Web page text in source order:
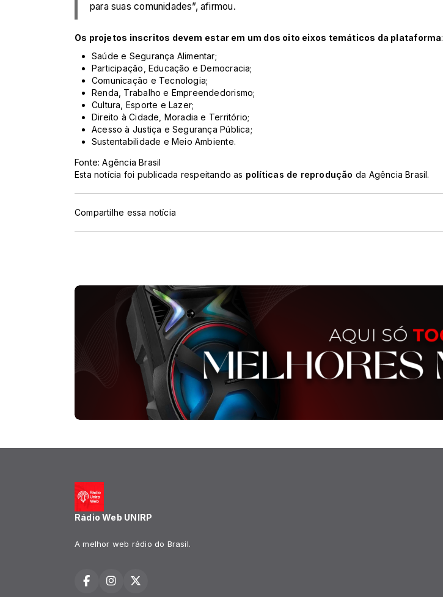
para suas comunidades”, afirmou.
Os projetos inscritos devem estar em um dos oito eixos temáticos da plataforma:
Saúde e Segurança Alimentar;
Participação, Educação e Democracia;
Comunicação e Tecnologia;
Renda, Trabalho e Empreendedorismo;
Cultura, Esporte e Lazer;
Direito à Cidade, Moradia e Território;
Acesso à Justiça e Segurança Pública;
Sustentabilidade e Meio Ambiente.
Fonte: Agência Brasil
Esta notícia foi publicada respeitando as políticas de reprodução da Agência Brasil.
Compartilhe essa notícia
Rádio Web UNIRP
A melhor web rádio do Brasil.